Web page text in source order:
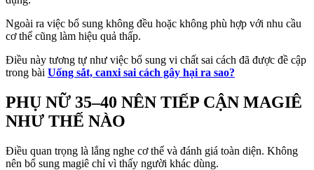
Ngoài ra việc bổ sung không đều hoặc không phù hợp với nhu cầu
cơ thể cũng làm hiệu quả thấp.
Điều này tương tự như việc bổ sung vi chất sai cách đã được đề cập
trong bài Uống sắt, canxi sai cách gây hại ra sao?
PHỤ NỮ 35–40 NÊN TIẾP CẬN MAGIÊ
NHƯ THẾ NÀO
Điều quan trọng là lắng nghe cơ thể và đánh giá toàn diện. Không
nên bổ sung magiê chỉ vì thấy người khác dùng.